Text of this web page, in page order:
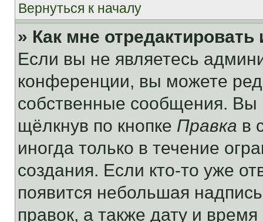
Вернуться к началу
» Как мне
Если вы не являетесь
конференции, вы можете
собственные сообщения. Вы
щёлкнув по кнопке Правка в
иногда только в течение
создания. Если кто-то уже
появится небольшая
правок, а также дату и